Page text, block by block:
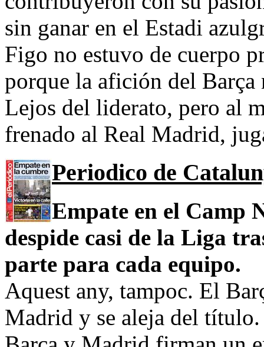
sin ganar en el Estadi
Figo no estuvo de cuerpo
porque la afición del
Lejos del liderato, pero al
frenado al Real Madrid,
Periodico de
Empate en el Camp
despide casi de la Liga
parte para cada equipo.
Aquest any, tampoc. El
Madrid y se aleja del título.